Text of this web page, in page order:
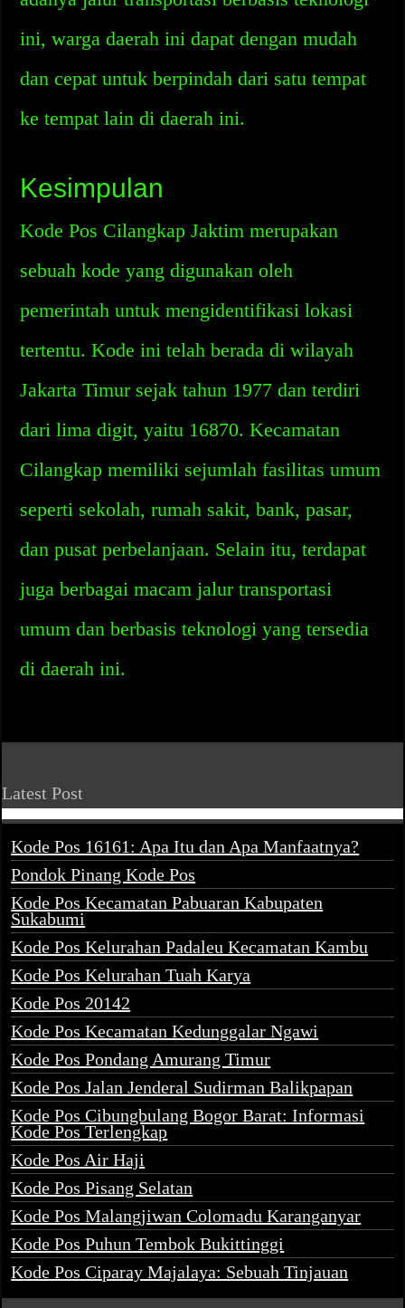
ini, warga daerah ini dapat dengan mudah
dan cepat untuk berpindah dari satu tempat
ke tempat lain di daerah ini.
Kesimpulan
Kode Pos Cilangkap Jaktim merupakan
sebuah kode yang digunakan oleh
pemerintah untuk mengidentifikasi lokasi
tertentu. Kode ini telah berada di wilayah
Jakarta Timur sejak tahun 1977 dan terdiri
dari lima digit, yaitu 16870. Kecamatan
Cilangkap memiliki sejumlah fasilitas umum
seperti sekolah, rumah sakit, bank, pasar,
dan pusat perbelanjaan. Selain itu, terdapat
juga berbagai macam jalur transportasi
umum dan berbasis teknologi yang tersedia
di daerah ini.
Latest Post
Kode Pos 16161: Apa Itu dan Apa Manfaatnya?
Pondok Pinang Kode Pos
Kode Pos Kecamatan Pabuaran Kabupaten
Sukabumi
Kode Pos Kelurahan Padaleu Kecamatan Kambu
Kode Pos Kelurahan Tuah Karya
Kode Pos 20142
Kode Pos Kecamatan Kedunggalar Ngawi
Kode Pos Pondang Amurang Timur
Kode Pos Jalan Jenderal Sudirman Balikpapan
Kode Pos Cibungbulang Bogor Barat: Informasi
Kode Pos Terlengkap
Kode Pos Air Haji
Kode Pos Pisang Selatan
Kode Pos Malangjiwan Colomadu Karanganyar
Kode Pos Puhun Tembok Bukittinggi
Kode Pos Ciparay Majalaya: Sebuah Tinjauan